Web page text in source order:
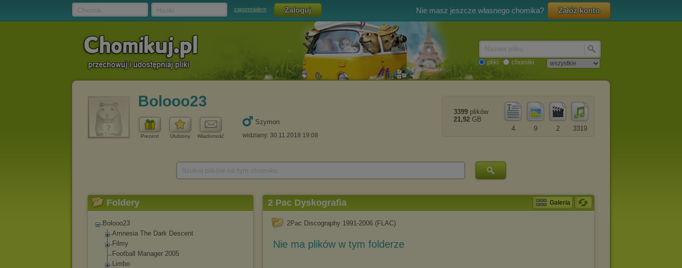
zapomniałem Nie masz jeszcze własnego chomika? Załóż konto
pliki chomiki
Bolooo23
Prezent Ulubiony Wiadomość
Szymon
widziany: 30.11.2018 19:08
3319
2
9
4
3399 plików
21,92 GB
Foldery
Bolooo23
Amnesia The Dark Descent
Filmy
Football Manager 2005
Limbo
2 Pac Dyskografia Galeria
2Pac Discography 1991-2006 (FLAC)
Nie ma plików w tym folderze